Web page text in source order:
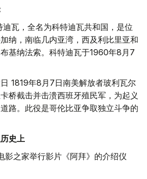
瓦，全名为科特迪瓦共和国，是位
纳，南临几内亚湾，西及利比里亚和
基纳法索。科特迪瓦于1960年8月7
1819年8月7日南美解放者玻利瓦尔
桥截击并击溃西班牙殖民军，为起义
路。此役是哥伦比亚争取独立斗争的
史上
影之家举行影片《阿拜》的介绍仪